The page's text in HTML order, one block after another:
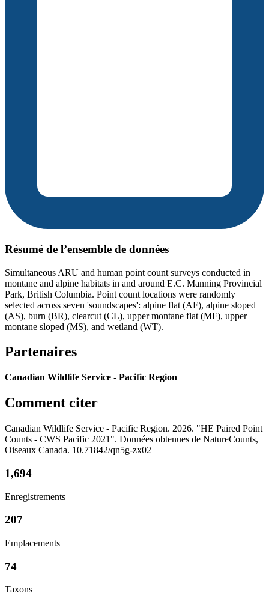
Résumé de l’ensemble de données
Simultaneous ARU and human point count surveys conducted in
montane and alpine habitats in and around E.C. Manning Provincial
Park, British Columbia. Point count locations were randomly
selected across seven 'soundscapes': alpine flat (AF), alpine sloped
(AS), burn (BR), clearcut (CL), upper montane flat (MF), upper
montane sloped (MS), and wetland (WT).
Partenaires
Canadian Wildlife Service - Pacific Region
Comment citer
Canadian Wildlife Service - Pacific Region. 2026. "HE Paired Point
Counts - CWS Pacific 2021". Données obtenues de NatureCounts,
Oiseaux Canada. 10.71842/qn5g-zx02
1,694
Enregistrements
207
Emplacements
74
Taxons